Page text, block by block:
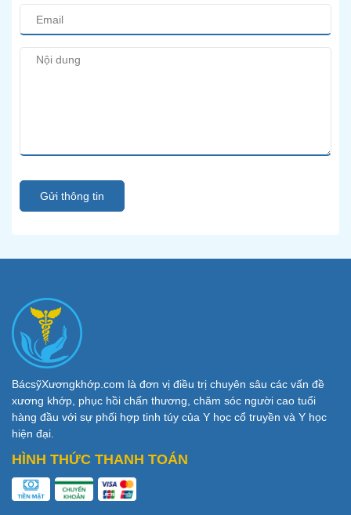
Gửi thông tin
BácsỹXươngkhớp.com là đơn vị điều trị chuyên sâu các vấn đề
xương khớp, phục hồi chấn thương, chăm sóc người cao tuổi
hàng đầu với sự phối hợp tinh túy của Y học cổ truyền và Y học
hiện đại.
HÌNH THỨC THANH TOÁN